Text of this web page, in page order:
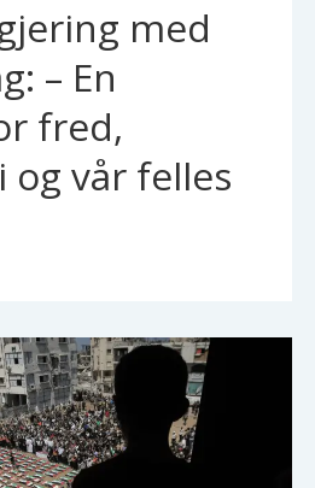
med
– En
fred,
vår felles